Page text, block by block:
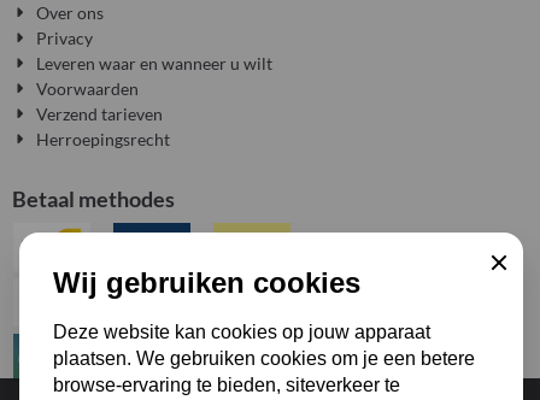
Over ons
Privacy
Leveren waar en wanneer u wilt
Voorwaarden
Verzend tarieven
Herroepingsrecht
Betaal methodes
Wij gebruiken cookies
Deze website kan cookies op jouw apparaat
plaatsen. We gebruiken cookies om je een betere
browse-ervaring te bieden, siteverkeer te
Sluiten